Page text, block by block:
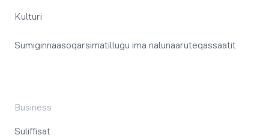
Kulturi
Sumiginnaasoqarsimatillugu ima nalunaaruteqassaatit
Business
Suliffisat